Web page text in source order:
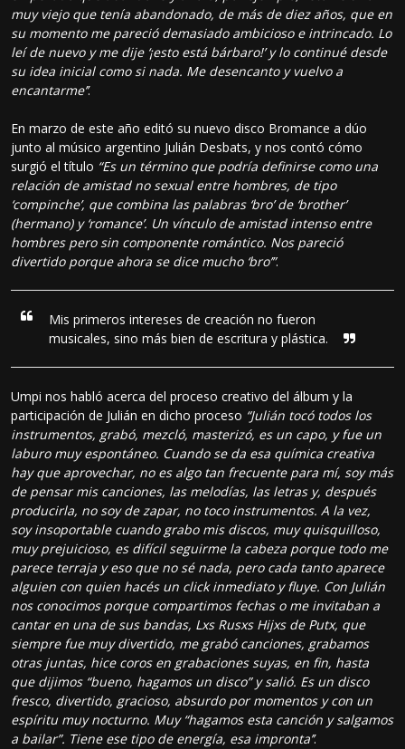
muy viejo que tenía abandonado, de más de diez años, que en
su momento me pareció demasiado ambicioso e intrincado. Lo
leí de nuevo y me dije ‘¡esto está bárbaro!’ y lo continué desde
su idea inicial como si nada. Me desencanto y vuelvo a
encantarme’’.
En marzo de este año editó su nuevo disco Bromance a dúo
junto al músico argentino Julián Desbats, y nos contó cómo
surgió el título “Es un término que podría definirse como una
relación de amistad no sexual entre hombres, de tipo
‘compinche’, que combina las palabras ‘bro’ de ‘brother’
(hermano) y ‘romance’. Un vínculo de amistad intenso entre
hombres pero sin componente romántico. Nos pareció
divertido porque ahora se dice mucho ‘bro’”.
Mis primeros intereses de creación no fueron
musicales, sino más bien de escritura y plástica.
Umpi nos habló acerca del proceso creativo del álbum y la
participación de Julián en dicho proceso “Julián tocó todos los
instrumentos, grabó, mezcló, masterizó, es un capo, y fue un
laburo muy espontáneo. Cuando se da esa química creativa
hay que aprovechar, no es algo tan frecuente para mí, soy más
de pensar mis canciones, las melodías, las letras y, después
producirla, no soy de zapar, no toco instrumentos. A la vez,
soy insoportable cuando grabo mis discos, muy quisquilloso,
muy prejuicioso, es difícil seguirme la cabeza porque todo me
parece terraja y eso que no sé nada, pero cada tanto aparece
alguien con quien hacés un click inmediato y fluye. Con Julián
nos conocimos porque compartimos fechas o me invitaban a
cantar en una de sus bandas, Lxs Rusxs Hijxs de Putx, que
siempre fue muy divertido, me grabó canciones, grabamos
otras juntas, hice coros en grabaciones suyas, en fin, hasta
que dijimos “bueno, hagamos un disco” y salió. Es un disco
fresco, divertido, gracioso, absurdo por momentos y con un
espíritu muy nocturno. Muy “hagamos esta canción y salgamos
a bailar”. Tiene ese tipo de energía, esa impronta’’.